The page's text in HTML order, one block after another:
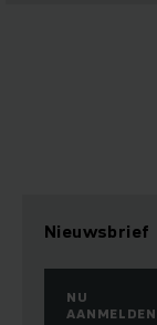
Nieuwsbrief
NU
AANMELDEN